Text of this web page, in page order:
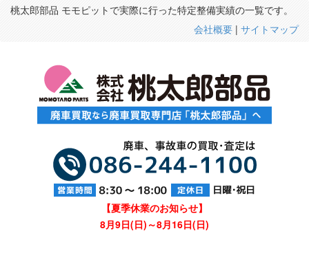
桃太郎部品 モモピットで実際に行った特定整備実績の一覧です。
会社概要 | サイトマップ
【夏季休業のお知らせ】
8月9日(日)～8月16日(日)